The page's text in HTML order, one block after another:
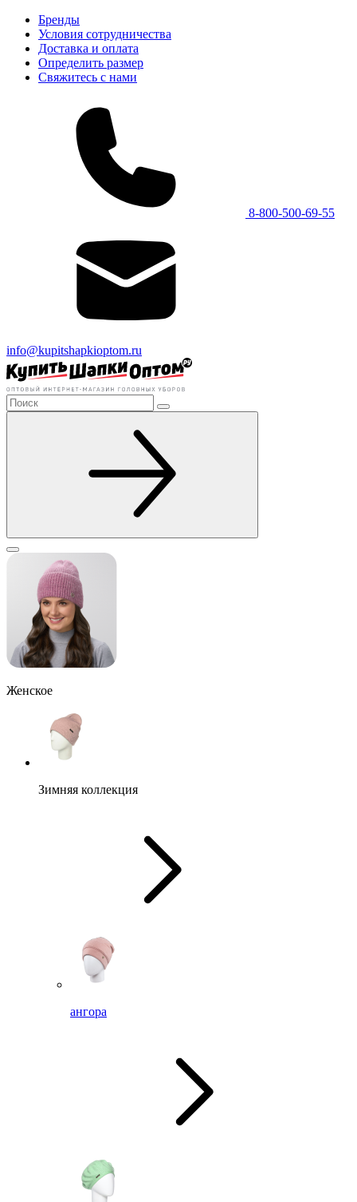
Бренды
Условия сотрудничества
Доставка и оплата
Определить размер
Свяжитесь с нами
8-800-500-69-55
info@kupitshapkioptom.ru
Женское
Зимняя коллекция
ангора